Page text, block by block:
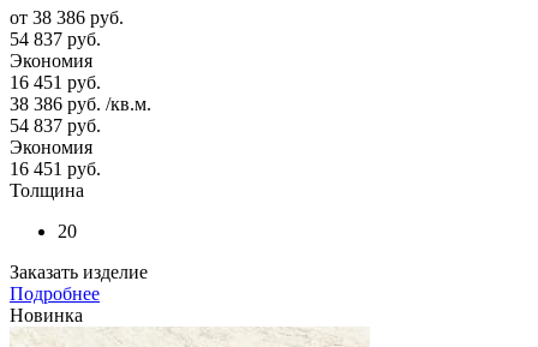
от 38 386 руб.
54 837 руб.
Экономия
16 451 руб.
38 386 руб. /кв.м.
54 837 руб.
Экономия
16 451 руб.
Толщина
20
Заказать изделие
Подробнее
Новинка